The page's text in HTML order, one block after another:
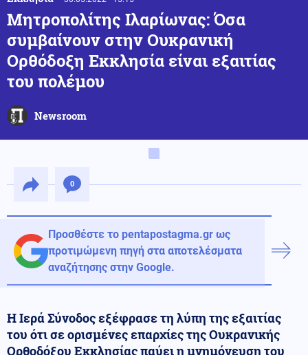
Μητροπολίτης Ιλαρίωνας: Όσα
συμβαίνουν στην Ουκρανική
Ορθόδοξη Εκκλησία είναι εξαιτίας
του πολέμου
Newsroom
0
Προσθέστε το pentapostagma.gr ως
προτιμώμενη πηγή στα αποτελέσματα
αναζήτησης στην Google.
Η Ιερά Σύνοδος εξέφρασε τη λύπη της εξαιτίας
του ότι σε ορισμένες επαρχίες της Ουκρανικής
Ορθοδόξου Εκκλησίας παύει η μνημόνευση του